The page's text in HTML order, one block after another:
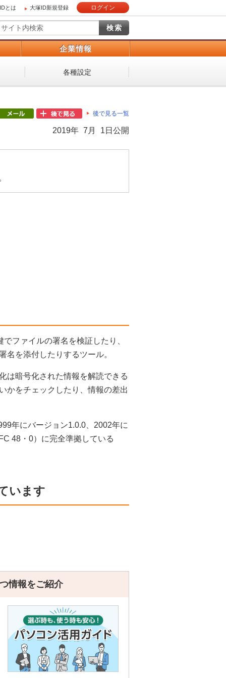
とは 大塚ID新規登録 ログイン
企業情報
各種設定
後で見る一覧
2019年 7月 1日公開
ファイルの署名を検証したり、
名を添付したりするツール。
は暗号化された情報を解読できる
かをチェックしたり、情報の差出
年にバージョン1.0.0、2002年に
48・0）に完全準拠している
います
情報をご紹介